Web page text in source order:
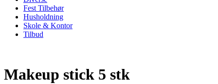
Fest Tilbehør
Husholdning
Skole & Kontor
Tilbud
Makeup stick 5 stk